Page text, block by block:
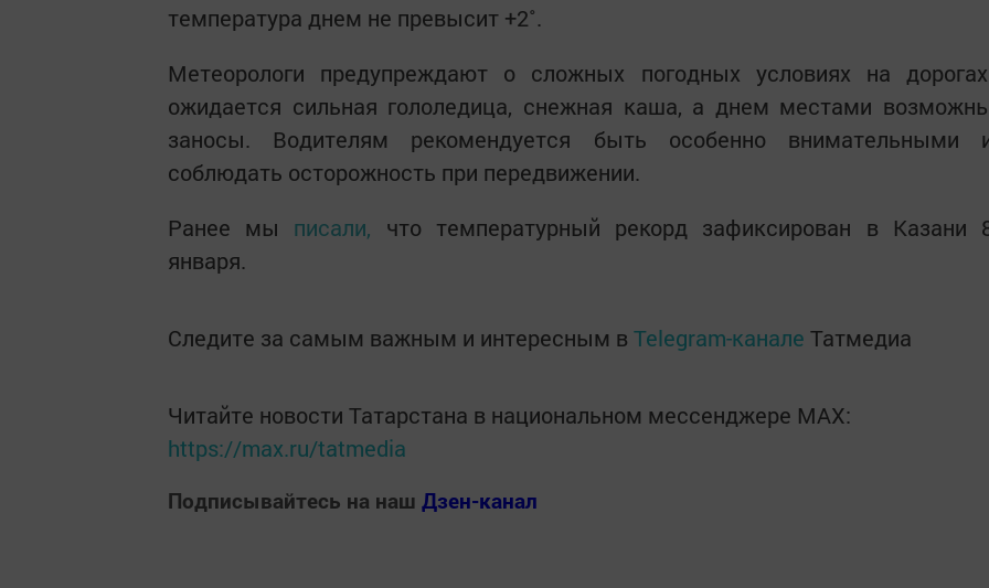
температура днем не превысит +2˚.
Метеорологи предупреждают о сложных погодных условиях на
ожидается сильная гололедица, снежная каша, а днем местами
заносы. Водителям рекомендуется быть особенно внимательными
соблюдать осторожность при передвижении.
Ранее мы писали, что температурный рекорд зафиксирован в Казани
января.
Следите за самым важным и интересным в Telegram-канале Татмедиа
Читайте новости Татарстана в национальном мессенджере MАХ:
https://max.ru/tatmedia
Подписывайтесь на наш Дзен-канал